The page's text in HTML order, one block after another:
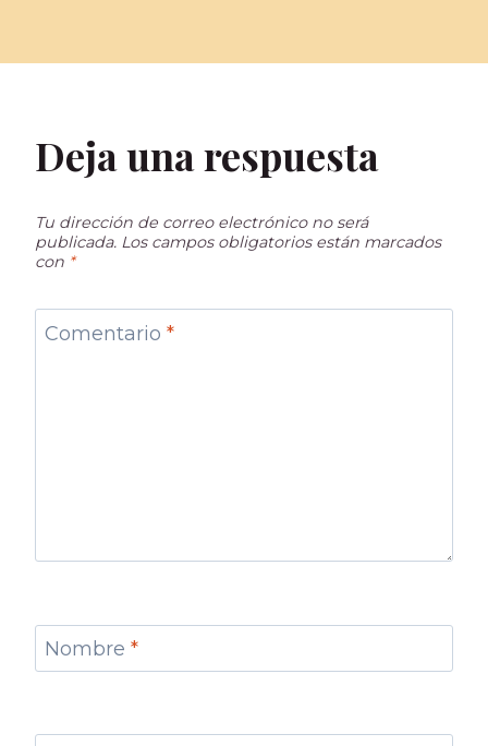
Deja una respuesta
Tu dirección de correo electrónico no será
publicada. Los campos obligatorios están marcados
con *
Comentario *
Nombre *